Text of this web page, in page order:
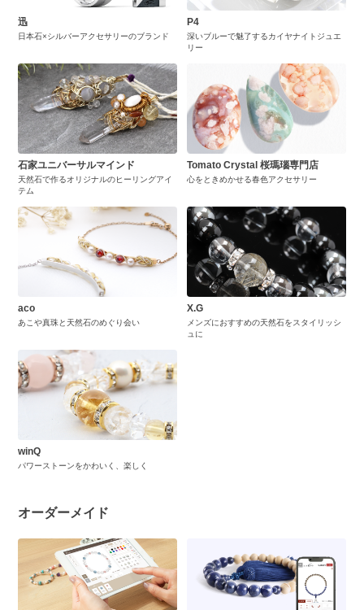
迅
日本石×シルバーアクセサリーのブランド
P4
深いブルーで魅了するカイヤナイトジュエ
リー
石家ユニバーサルマインド
天然石で作るオリジナルのヒーリングアイ
テム
Tomato Crystal 桜瑪瑙専門店
心をときめかせる春色アクセサリー
aco
あこや真珠と天然石のめぐり会い
X.G
メンズにおすすめの天然石をスタイリッシ
ュに
winQ
パワーストーンをかわいく、楽しく
オーダーメイド